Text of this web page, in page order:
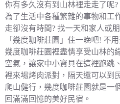
你有多久沒有到山林裡走走了呢
為了生活中各種繁雜的事物和工
走卻沒有時間? 找一天和家人或
「幾度咖啡莊園」住一晚吧! 不
幾度咖啡莊園裡盡情享受山林的
空氣，讓家中小寶貝在這裡跑跳
裡來場烤肉派對，隔天還可以到
爬山健行，幾度咖啡莊園就是一
回滿滿回憶的美好民宿。